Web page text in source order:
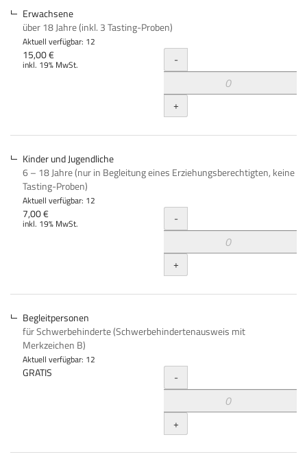
Erwachsene
über 18 Jahre (inkl. 3 Tasting-Proben)
Aktuell verfügbar: 12
15,00 €
inkl. 19% MwSt. Menge
-
+
Kinder und Jugendliche
6 – 18 Jahre (nur in Begleitung eines Erziehungsberechtigten, keine
Tasting-Proben)
Aktuell verfügbar: 12
7,00 €
inkl. 19% MwSt. Menge
-
+
Begleitpersonen
für Schwerbehinderte (Schwerbehindertenausweis mit
Merkzeichen B)
Aktuell verfügbar: 12
GRATIS Menge
-
+